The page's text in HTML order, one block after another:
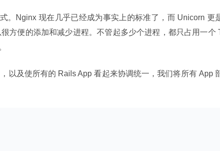
。Nginx 现在几乎已经成为事实上的标准了，而 Unicorn 更
方便的添加和减少进程。不管起多少个进程，都只占用一个
以及使所有的 Rails App 看起来协调统一，我们将所有 App